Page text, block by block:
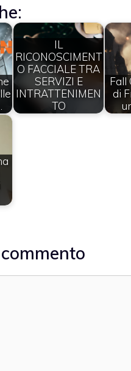
IL
RICONOSCIMENT
O FACCIALE TRA
SERVIZI E
INTRATTENIMEN
TO
Fall
di